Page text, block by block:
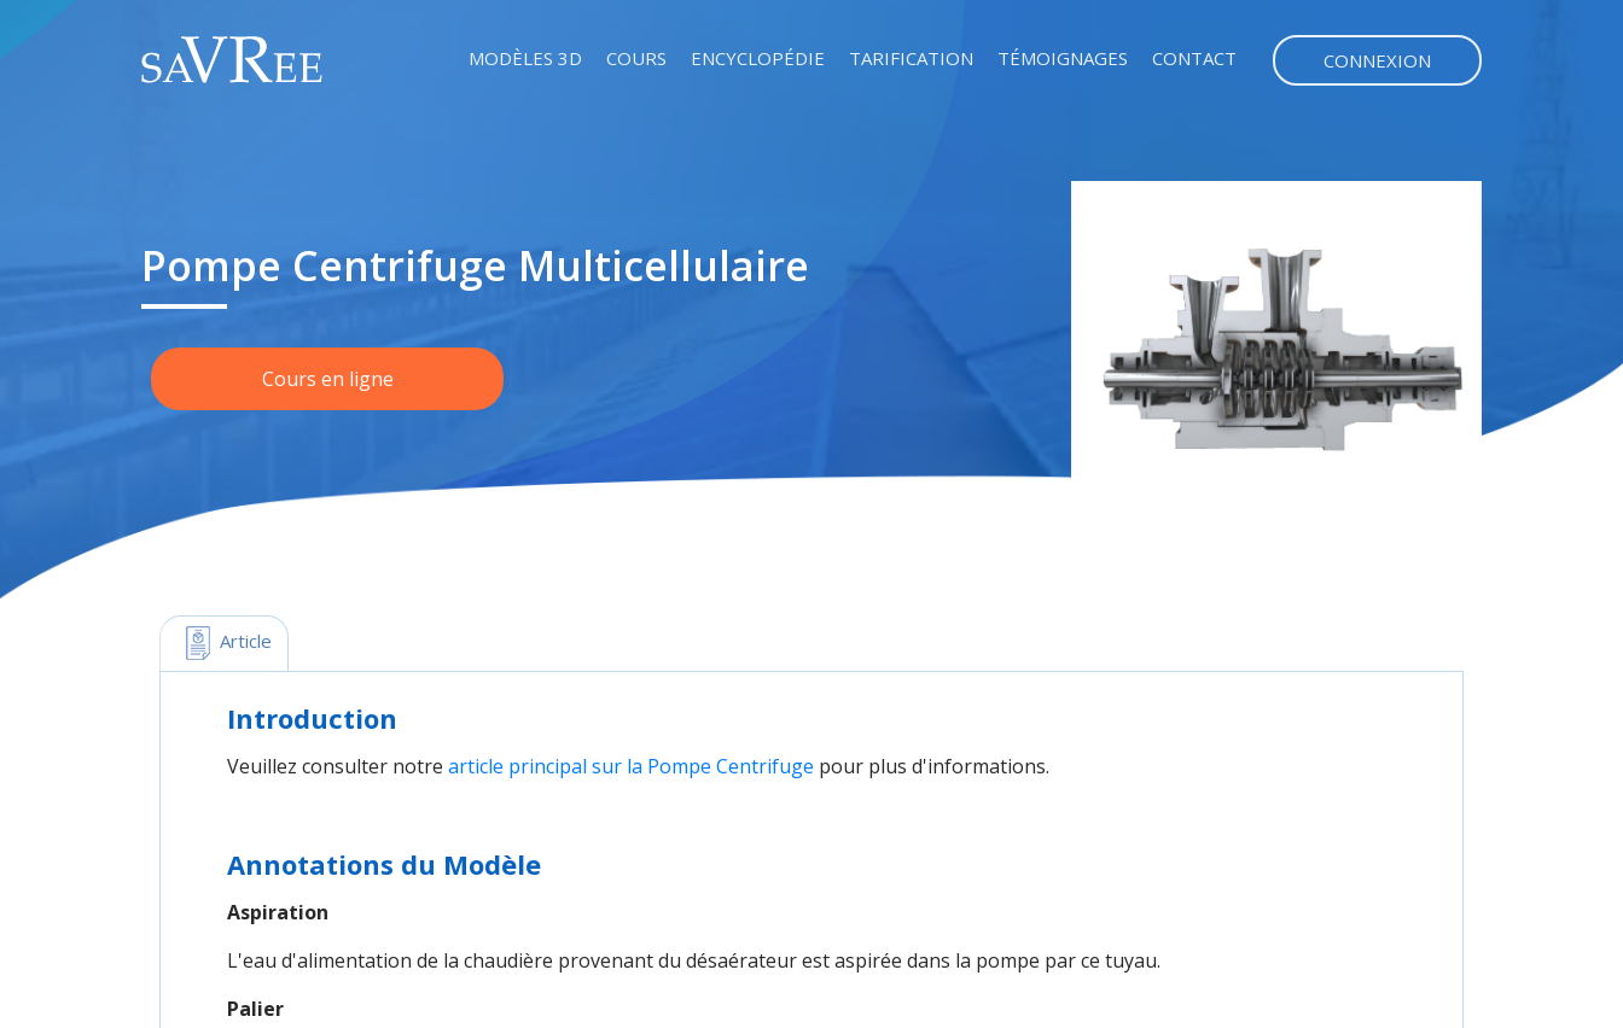
MODÈLES 3D COURS ENCYCLOPÉDIE TARIFICATION TÉMOIGNAGES CONTACT CONNEXION
Pompe Centrifuge Multicellulaire
Cours en ligne
Article
Introduction
Veuillez consulter notre article principal sur la Pompe Centrifuge pour plus d'informations.
Annotations du Modèle
Aspiration
L'eau d'alimentation de la chaudière provenant du désaérateur est aspirée dans la pompe par ce tuyau.
Palier